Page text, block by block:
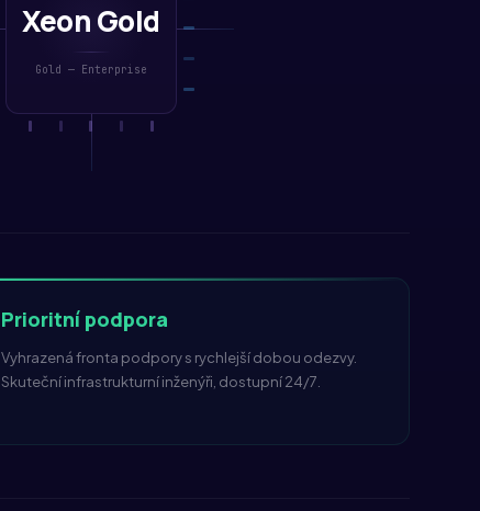
Xeon Gold
Gold — Enterprise
Prioritní podpora
Vyhrazená fronta podpory s rychlejší dobou odezvy.
Skuteční infrastrukturní inženýři, dostupní24/7